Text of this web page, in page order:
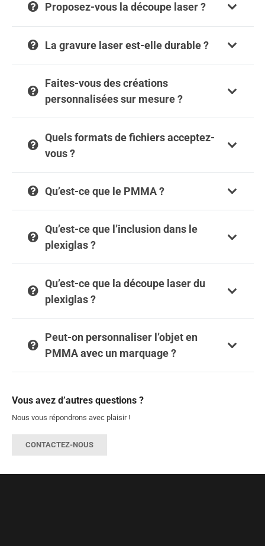
Proposez-vous la découpe laser ?
La gravure laser est-elle durable ?
Faites-vous des créations
personnalisées sur mesure ?
Quels formats de fichiers acceptez-
vous ?
Qu’est-ce que le PMMA ?
Qu’est-ce que l’inclusion dans le
plexiglas ?
Qu’est-ce que la découpe laser du
plexiglas ?
Peut-on personnaliser l’objet en
PMMA avec un marquage ?
Vous avez d’autres questions ?
Nous vous répondrons avec plaisir !
CONTACTEZ-NOUS